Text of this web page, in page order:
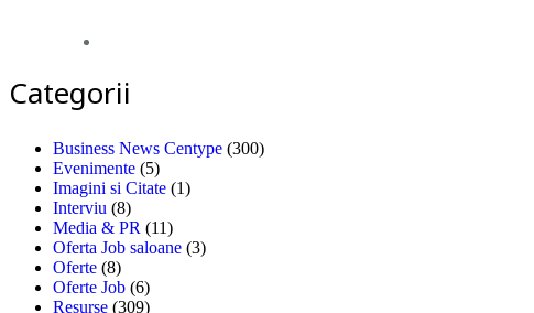
Categorii
Business News Centype (300)
Evenimente (5)
Imagini si Citate (1)
Interviu (8)
Media & PR (11)
Oferta Job saloane (3)
Oferte (8)
Oferte Job (6)
Resurse (309)